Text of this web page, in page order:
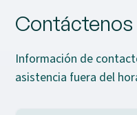
Contáctenos
Información de
asistencia fuera del